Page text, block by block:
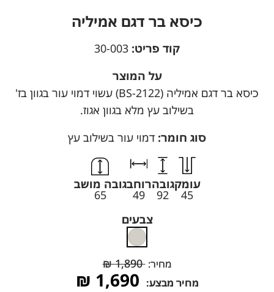
כיסא בר דגם אמיליה
קוד פריט: 30-003
על המוצר
כיסא בר דגם אמיליה (BS-2122) עשוי דמוי עור בגוון בז'
בשילוב עץ מלא בגוון אגוז.
סוג חומר: דמוי עור בשילוב עץ
עומק
45
גובה
92
רוחב
49
גובה מושב
65
צבעים
מחיר: 1,890
₪
מחיר מבצע: 1,690
₪